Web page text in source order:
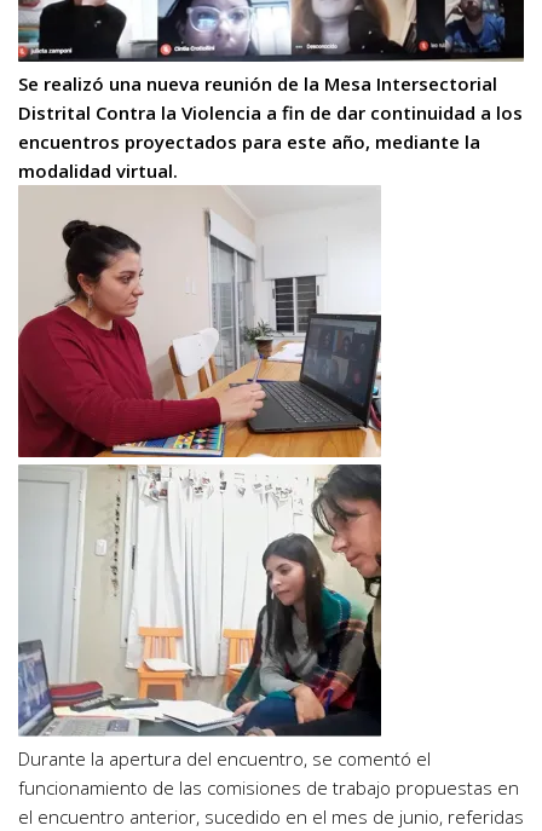
Se realizó una nueva reunión de la Mesa Intersectorial
Distrital Contra la Violencia a fin de dar continuidad a los
encuentros proyectados para este año, mediante la
modalidad virtual.
Durante la apertura del encuentro, se comentó el
funcionamiento de las comisiones de trabajo propuestas en
el encuentro anterior, sucedido en el mes de junio, referidas